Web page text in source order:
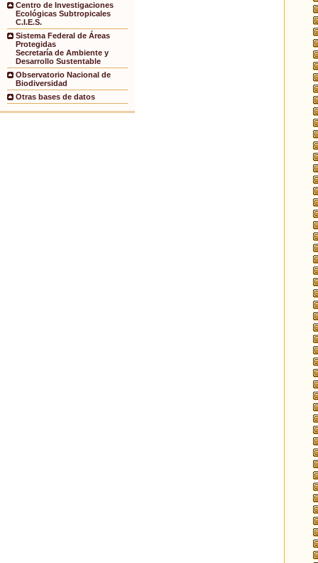
Centro de Investigaciones
Ecológicas Subtropicales
C.I.E.S.
Sistema Federal de Áreas
Protegidas
Secretaría de Ambiente y
Desarrollo Sustentable
Observatorio Nacional de
Biodiversidad
Otras bases de datos